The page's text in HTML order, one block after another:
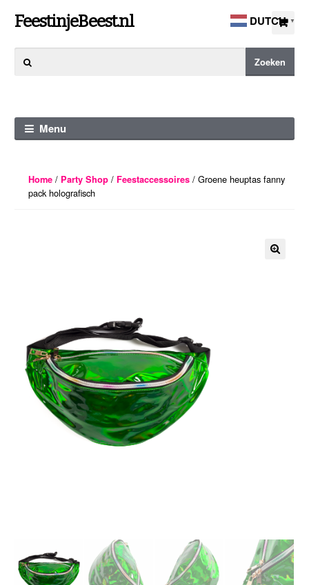
Ga
naar
navigatie
Ga
naar
de
FeestinjeBeest.nl
naar:
Zoeken
Menu
Home/ Party Shop/ Feestaccessoires/ Groene heuptas fanny
pack holografisch
DUTCH ▼